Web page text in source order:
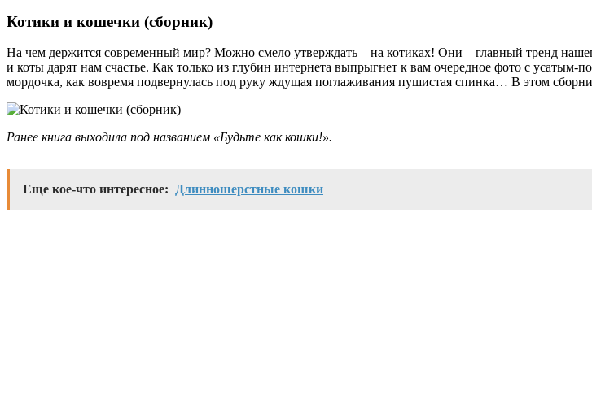
Котики и кошечки (сборник)
На чем держится современный мир? Можно смело утверждать – на котиках! Они – главный тренд
и коты дарят нам счастье. Как только из глубин интернета выпрыгнет к вам очередное фото с
мордочка, как вовремя подвернулась под руку ждущая поглаживания пушистая спинка… В этом
Ранее книга выходила под названием «Будьте как кошки!».
Еще кое-что интересное: Длинношерстные кошки